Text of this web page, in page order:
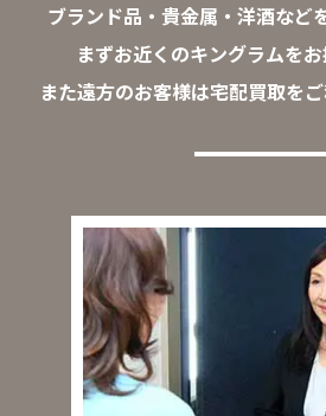
ブランド品・貴金属・洋酒など
まずお近くのキングラムをお
また遠方のお客様は宅配買取をご